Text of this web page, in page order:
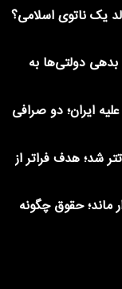
یک ناتوی اسلامی؟
بدهی دولت در ۱۴۰۴؛ بدهی دولتی‌ها به
ایران؛ دو صرافی
شد؛ هدف فراتر از
ماند؛ حقوق چگونه